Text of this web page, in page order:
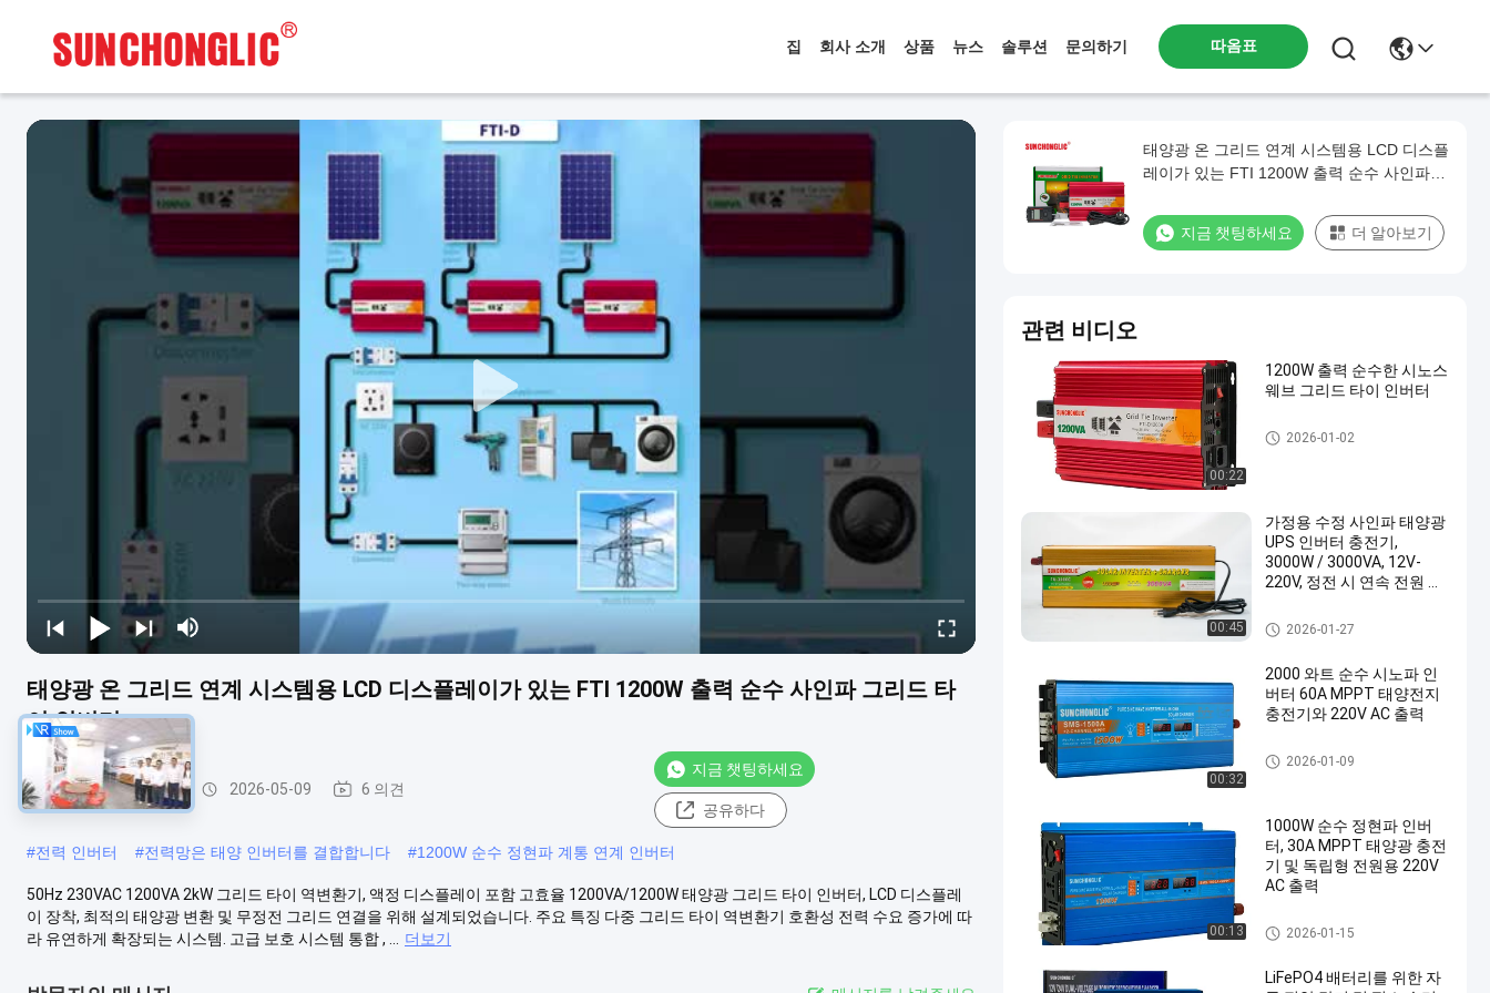
집 회사 소개 상품 뉴스 솔루션 문의하기 따옴표
태양광 온 그리드 연계 시스템용 LCD 디스플레이가 있는 FTI 1200W 출력 순수 사인파 그리드 타
이 인버터
그리드 제휴 인버터 2026-05-09 6 의견
지금 챗팅하세요
공유하다
#전력 인버터 #전력망은 태양 인버터를 결합합니다 #1200W 순수 정현파 계통 연계 인버터
50Hz 230VAC 1200VA 2kW 그리드 타이 역변환기, 액정 디스플레이 포함 고효율 1200VA/1200W 태양광 그리드 타이 인버터, LCD 디스플레
이 장착, 최적의 태양광 변환 및 무정전 그리드 연결을 위해 설계되었습니다. 주요 특징 다중 그리드 타이 역변환기 호환성 전력 수요 증가에 따
라 유연하게 확장되는 시스템. 고급 보호 시스템 통합 , ...
더보기
태양광 온 그리드 연계 시스템용 LCD 디스플
레이가 있는 FTI 1200W 출력 순수 사인파
지금 챗팅하세요 더 알아보기
관련 비디오
00:22
1200W 출력 순수한 시노스
웨브 그리드 타이 인버터
그리드 제휴 인버터
2026-01-02
00:45
가정용 수정 사인파 태양광
UPS 인버터 충전기,
3000W / 3000VA, 12V-
220V, 정전 시 연속 전원 공
UPS 충전기 인버터
2026-01-27
00:32
2000 와트 순수 시노파 인
버터 60A MPPT 태양전지
충전기와 220V AC 출력
순수 사인파 인버터
2026-01-09
00:13
1000W 순수 정현파 인버
터, 30A MPPT 태양광 충전
기 및 독립형 전원용 220V
AC 출력
순수 사인파 인버터
2026-01-15
LiFePO4 배터리를 위한 자